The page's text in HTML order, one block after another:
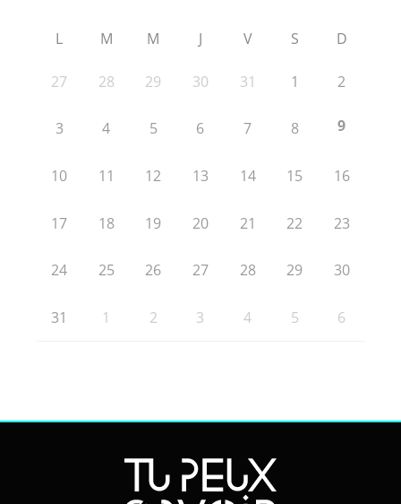
L M M J V S D
27 28 29 30 31 1 2
3 4 5 6 7 8 9
10 11 12 13 14 15 16
17 18 19 20 21 22 23
24 25 26 27 28 29 30
31 1 2 3 4 5 6